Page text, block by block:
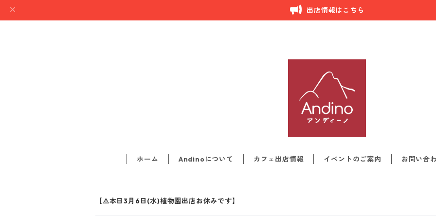
出店情報はこちら
ホーム Andinoについて カフェ出店情報 イベントのご案内 お問い合
【⚠️本日3月6日(水)植物園出店お休みです】